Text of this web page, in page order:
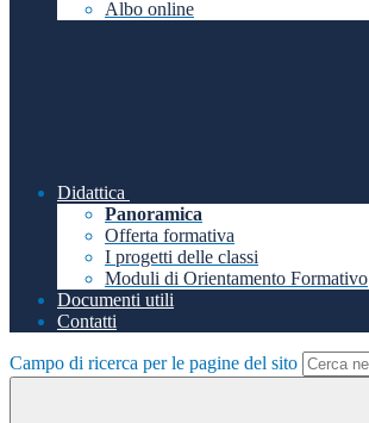
Albo online
Didattica
Panoramica
Offerta formativa
I progetti delle classi
Moduli di Orientamento Formativo
Documenti utili
Contatti
Campo di ricerca per le pagine del sito